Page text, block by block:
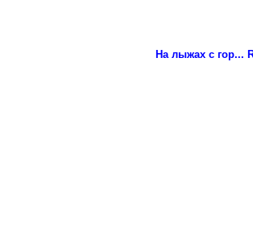
На лыжах с гор...